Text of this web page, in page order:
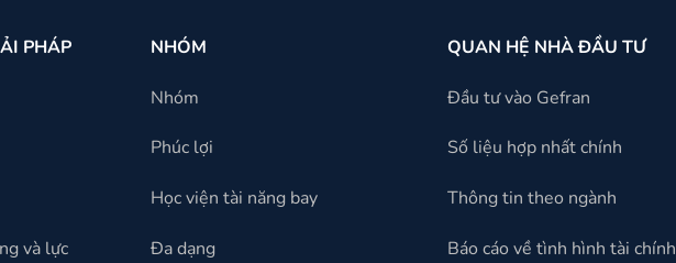
PHÁP
và lực
NHÓM
Nhóm
Phúc lợi
Học viện tài năng bay
Đa dạng
QUAN HỆ NHÀ ĐẦU TƯ
Đầu tư vào Gefran
Số liệu hợp nhất chính
Thông tin theo ngành
Báo cáo về tình hình tài chính